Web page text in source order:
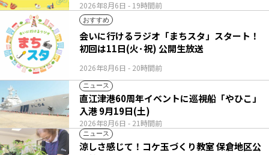
2026年8月6日 - 19時間前
おすすめ
2026年8月6日 - 20時間前
会いに行けるラジオ「まちスタ」スタート！
初回は11日(火･祝) 公開生放送
ニュース
2026年8月6日 - 21時間前
直江津港60周年イベントに巡視船「やひこ」
入港 9月19日(土)
ニュース
涼しさ感じて！コケ玉づくり教室 保倉地区公